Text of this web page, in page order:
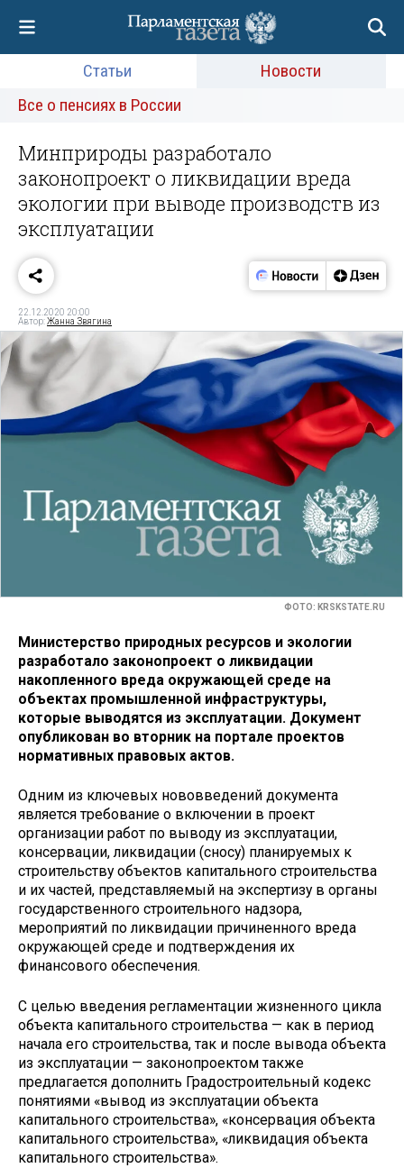
Статьи
Новости
Все о пенсиях в России
Минприроды разработало
законопроект о ликвидации вреда
экологии при выводе производств из
эксплуатации
22.12.2020 20:00
Автор:Жанна Звягина
ФОТО: KRSKSTATE.RU
Министерство природных ресурсов и экологии
разработало законопроект о ликвидации
накопленного вреда окружающей среде на
объектах промышленной инфраструктуры,
которые выводятся из эксплуатации. Документ
опубликован во вторник на портале проектов
нормативных правовых актов.
Одним из ключевых нововведений документа
является требование о включении в проект
организации работ по выводу из эксплуатации,
консервации, ликвидации (сносу) планируемых к
строительству объектов капитального строительства
и их частей, представляемый на экспертизу в органы
государственного строительного надзора,
мероприятий по ликвидации причиненного вреда
окружающей среде и подтверждения их
финансового обеспечения.
С целью введения регламентации жизненного цикла
объекта капитального строительства — как в период
начала его строительства, так и после вывода объекта
из эксплуатации — законопроектом также
предлагается дополнить Градостроительный кодекс
понятиями «вывод из эксплуатации объекта
капитального строительства», «консервация объекта
капитального строительства», «ликвидация объекта
капитального строительства».